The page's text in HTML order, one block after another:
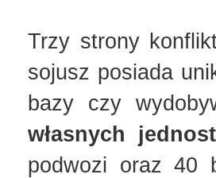
Trzy strony
sojusz posiada
bazy czy
własnych
podwozi oraz 40